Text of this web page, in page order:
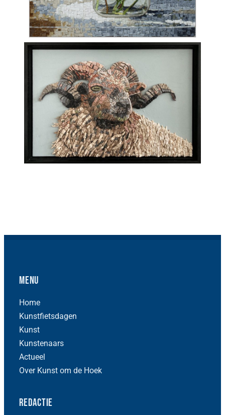
Menu
Home
Kunstfietsdagen
Kunst
Kunstenaars
Actueel
Over Kunst om de Hoek
Redactie